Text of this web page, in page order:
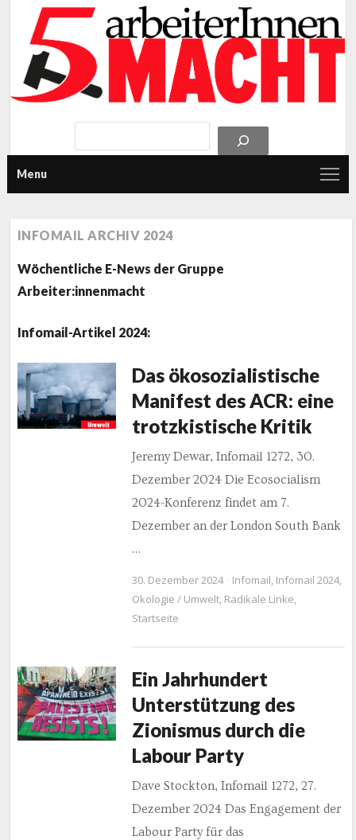
Menu
INFOMAIL ARCHIV 2024
Wöchentliche E-News der Gruppe
Arbeiter:innenmacht
Infomail-Artikel 2024:
Das ökosozialistische
Manifest des ACR: eine
trotzkistische Kritik
Jeremy Dewar, Infomail 1272, 30.
Dezember 2024 Die Ecosocialism
2024-Konferenz findet am 7.
Dezember an der London South Bank
…
30. Dezember 2024 Infomail, Infomail 2024,
Ökologie / Umwelt, Radikale Linke,
Startseite
Ein Jahrhundert
Unterstützung des
Zionismus durch die
Labour Party
Dave Stockton, Infomail 1272, 27.
Dezember 2024 Das Engagement der
Labour Party für das